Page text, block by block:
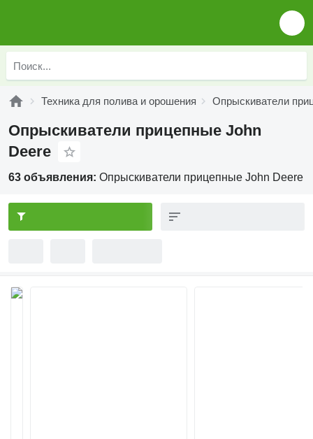
Техника для полива и орошения Опрыскиватели
Опрыскиватели прицепные John
Deere
63 объявления: Опрыскиватели прицепные John Deere